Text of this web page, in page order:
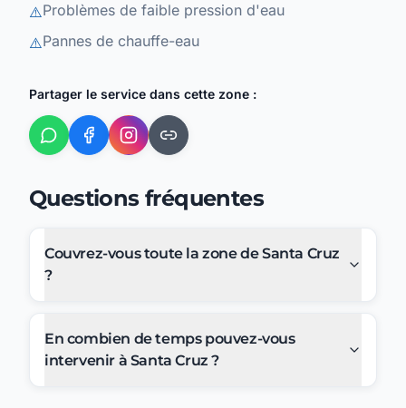
⚠️Problèmes de faible pression d'eau
⚠️Pannes de chauffe-eau
Partager le service dans cette zone :
Questions fréquentes
Couvrez-vous toute la zone de Santa Cruz
?
En combien de temps pouvez-vous
intervenir à Santa Cruz ?